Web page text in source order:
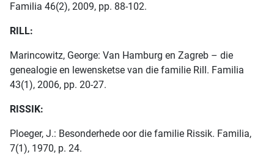
Familia 46(2), 2009, pp. 88-102.
RILL:
Marincowitz, George: Van Hamburg en Zagreb – die
genealogie en lewensketse van die familie Rill. Familia
43(1), 2006, pp. 20-27.
RISSIK:
Ploeger, J.: Besonderhede oor die familie Rissik. Familia,
7(1), 1970, p. 24.